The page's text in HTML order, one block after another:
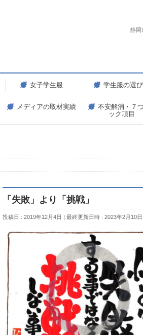
静岡
女子学生服 学生服の選
メディアの取材実績
不安解消・７
ック項目
「失敗」より「挑戦」
投稿日 : 2019年12月4日 最終更新日時 : 2023年2月10日